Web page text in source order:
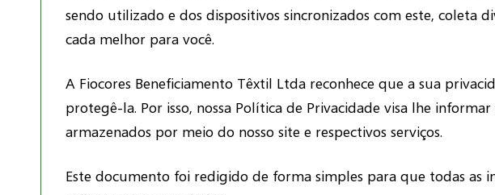
sendo utilizado e dos dispositivos sincronizados com este, coleta
cada melhor para você.
A Fiocores Beneficiamento Têxtil Ltda reconhece que a sua
protegê-la. Por isso, nossa Política de Privacidade visa lhe
armazenados por meio do nosso site e respectivos serviços.
Este documento foi redigido de forma simples para que todas as